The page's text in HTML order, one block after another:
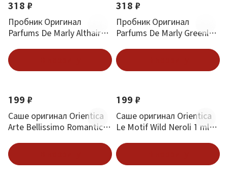
318 ₽
Пробник Оригинал
Parfums De Marly Althair
318 ₽
Пробник Оригинал
Parfums De Marly Greenly
Новинка
199 ₽
Саше оригинал Orientica
Arte Bellissimo Romantic 1
Новинка
199 ₽
Саше оригинал Orientica
Le Motif Wild Neroli 1 ml